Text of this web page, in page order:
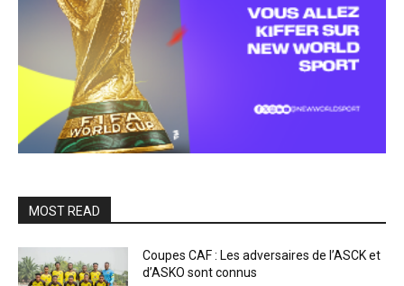
MOST READ
Coupes CAF : Les adversaires de l’ASCK et
d’ASKO sont connus